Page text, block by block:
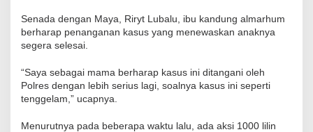
Senada dengan Maya, Riryt Lubalu, ibu kandung almarhum
berharap penanganan kasus yang menewaskan anaknya
segera selesai.
“Saya sebagai mama berharap kasus ini ditangani oleh
Polres dengan lebih serius lagi, soalnya kasus ini seperti
tenggelam,” ucapnya.
Menurutnya pada beberapa waktu lalu, ada aksi 1000 lilin